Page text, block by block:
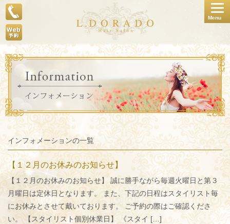
Menu
インフォメーションの一覧
【１２月のお休みのお知らせ】
【１２月のお休みのお知らせ】 誠に勝手ながら毎週火曜日と第３
月曜日は定休日となります。 また、下記の日程はスタイリスト毎
にお休みとさせて戴いております。 ご予約の際はご確認くださ
い。 【スタイリスト個別休業日】 《スタイ […]